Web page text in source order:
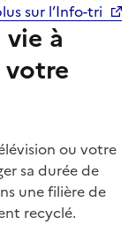
sur l’Info-tri
à
ou votre
sa durée de
une filière de
recyclé.